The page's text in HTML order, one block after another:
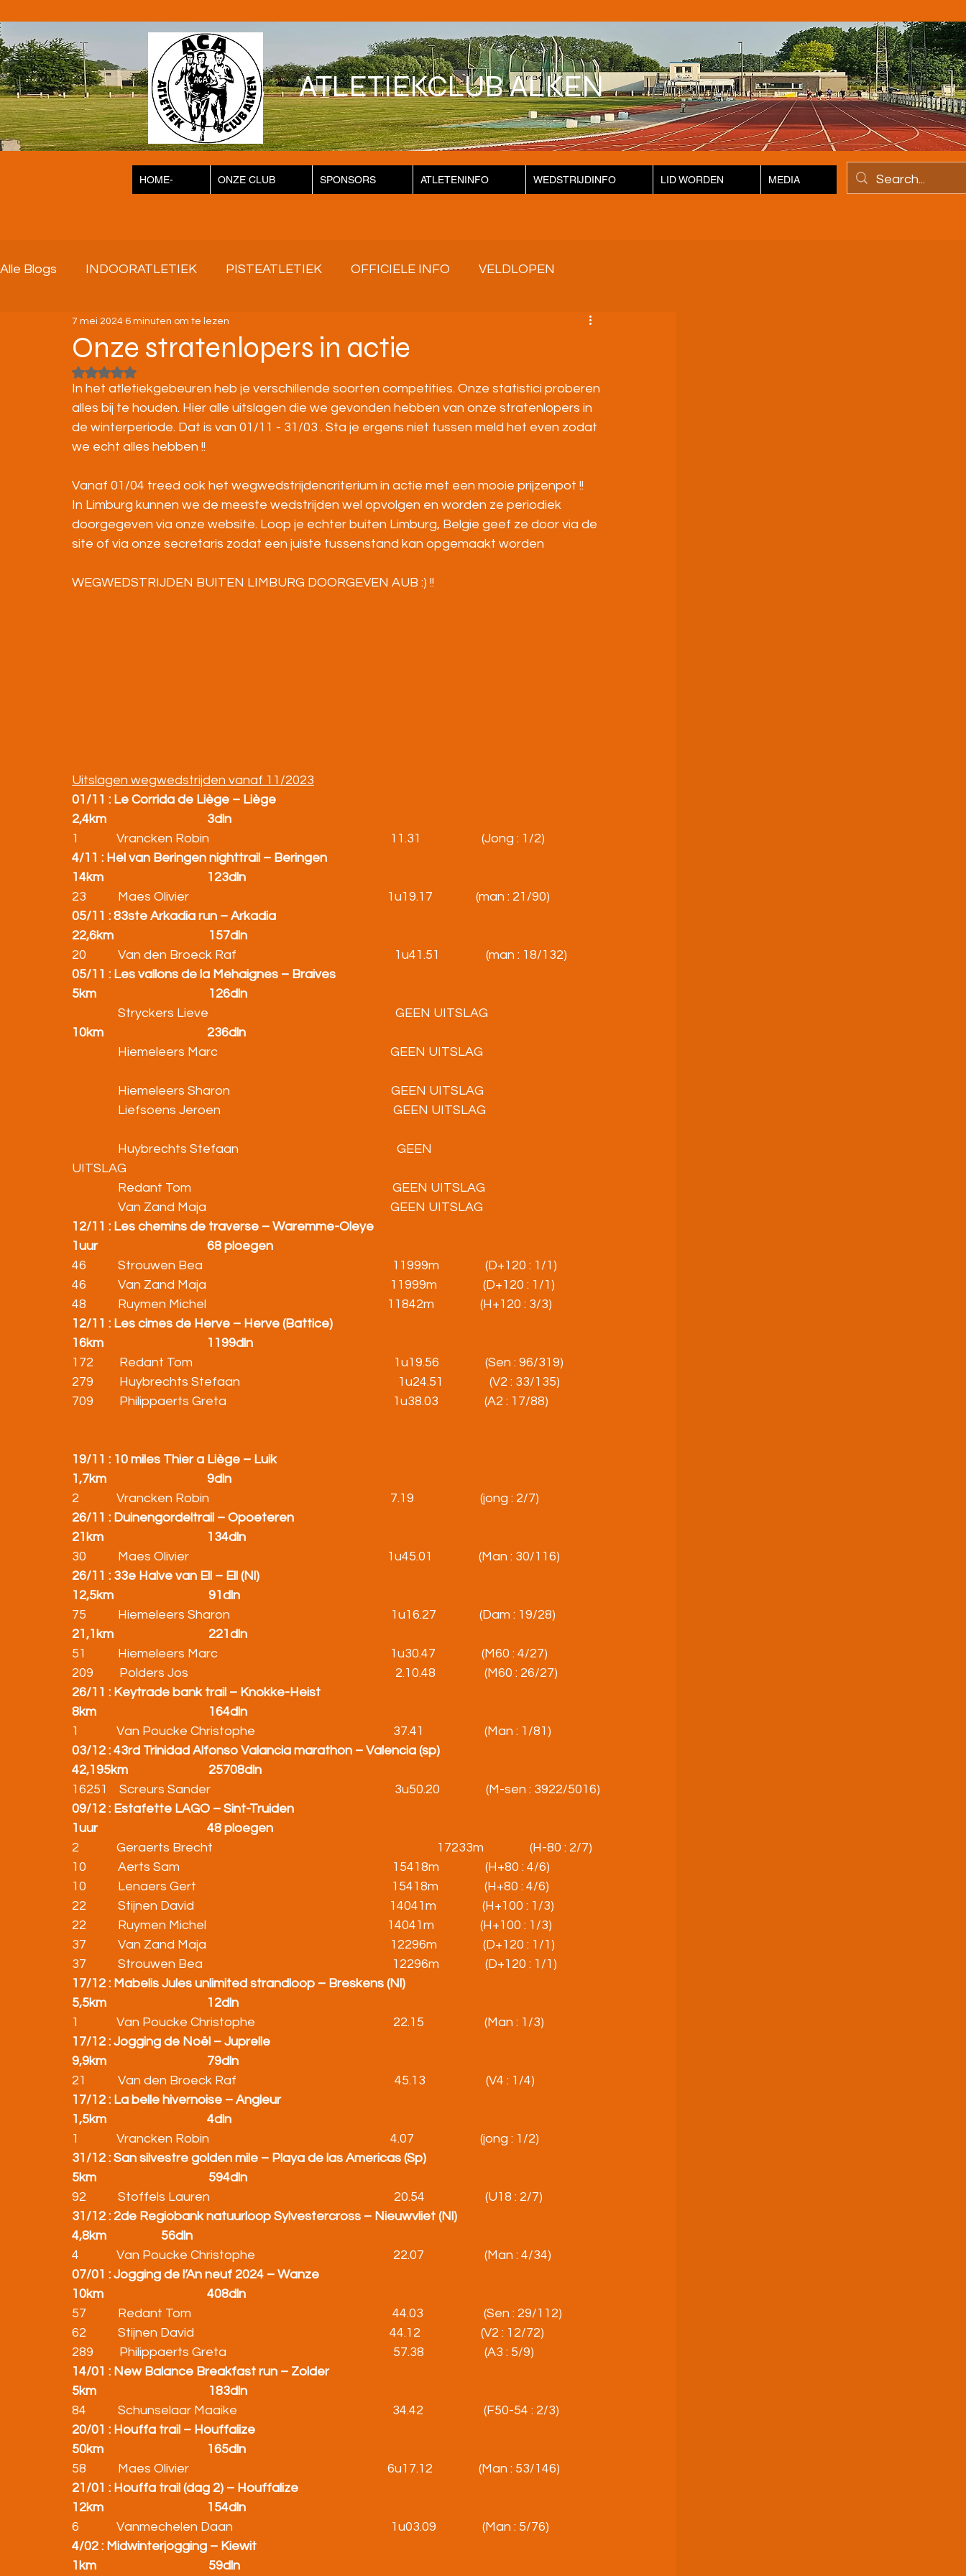
ATLETIEKCLUB ALKEN
HOME- ONZE CLUB SPONSORS ATLETENINFO WEDSTRIJDINFO LID WORDEN MEDIA
Alle Blogs INDOORATLETIEK PISTEATLETIEK OFFICIELE INFO VELDLOPEN
STRATENLOPEN JEUGD/ONDERBOUW
KAMPIOENSCHAPPEN
Onze stratenlopers in actie
7 mei 2024 6 minuten om te lezen
Beoordeeld met NaN uit 5 sterren.
In het atletiekgebeuren heb je verschillende soorten competities. Onze statistici proberen
alles bij te houden. Hier alle uitslagen die we gevonden hebben van onze stratenlopers in
de winterperiode. Dat is van 01/11 - 31/03 . Sta je ergens niet tussen meld het even zodat
we echt alles hebben !!
Vanaf 01/04 treed ook het wegwedstrijdencriterium in actie met een mooie prijzenpot !!
In Limburg kunnen we de meeste wedstrijden wel opvolgen en worden ze periodiek
doorgegeven via onze website. Loop je echter buiten Limburg, Belgie geef ze door via de
site of via onze secretaris zodat een juiste tussenstand kan opgemaakt worden
WEGWEDSTRIJDEN BUITEN LIMBURG DOORGEVEN AUB :) !!
Uitslagen wegwedstrijden vanaf 11/2023
01/11 : Le Corrida de Liège – Liège
2,4km                                   3dln
1             Vrancken Robin                                                               11.31                     (Jong : 1/2)
4/11 : Hel van Beringen nighttrail – Beringen
14km                                    123dln
23           Maes Olivier                                                                     1u19.17               (man : 21/90)
05/11 : 83ste Arkadia run – Arkadia
22,6km                                 157dln
20           Van den Broeck Raf                                                       1u41.51                (man : 18/132)
05/11 : Les vallons de la Mehaignes – Braives
5km                                       126dln
Stryckers Lieve                                                                 GEEN UITSLAG
10km                                    236dln
Hiemeleers Marc                                                            GEEN UITSLAG
Hiemeleers Sharon                                                        GEEN UITSLAG
Liefsoens Jeroen                                                            GEEN UITSLAG
Huybrechts Stefaan                                                       GEEN
UITSLAG
Redant Tom                                                                      GEEN UITSLAG
Van Zand Maja                                                                GEEN UITSLAG
12/11 : Les chemins de traverse – Waremme-Oleye
1uur                                      68 ploegen
46           Strouwen Bea                                                                  11999m                (D+120 : 1/1)
46           Van Zand Maja                                                                11999m                (D+120 : 1/1)
48           Ruymen Michel                                                               11842m                (H+120 : 3/3)
12/11 : Les cimes de Herve – Herve (Battice)
16km                                    1199dln
172         Redant Tom                                                                      1u19.56                (Sen : 96/319)
279         Huybrechts Stefaan                                                       1u24.51                (V2 : 33/135)
709         Philippaerts Greta                                                          1u38.03                (A2 : 17/88)
19/11 : 10 miles Thier a Liège – Luik
1,7km                                   9dln
2             Vrancken Robin                                                               7.19                       (jong : 2/7)
26/11 : Duinengordeltrail – Opoeteren
21km                                    134dln
30           Maes Olivier                                                                     1u45.01                (Man : 30/116)
26/11 : 33e Halve van Ell – Ell (Nl)
12,5km                                 91dln
75           Hiemeleers Sharon                                                        1u16.27               (Dam : 19/28)
21,1km                                 221dln
51           Hiemeleers Marc                                                            1u30.47                (M60 : 4/27)
209         Polders Jos                                                                        2.10.48                 (M60 : 26/27)
26/11 : Keytrade bank trail – Knokke-Heist
8km                                       164dln
1             Van Poucke Christophe                                                37.41                     (Man : 1/81)
03/12 : 43rd Trinidad Alfonso Valancia marathon – Valencia (sp)
42,195km                            25708dln
16251    Screurs Sander                                                                3u50.20                (M-sen : 3922/5016)
09/12 : Estafette LAGO – Sint-Truiden
1uur                                      48 ploegen
2             Geraerts Brecht                                                                              17233m                (H-80 : 2/7)
10           Aerts Sam                                                                          15418m                (H+80 : 4/6)
10           Lenaers Gert                                                                    15418m                (H+80 : 4/6)
22           Stijnen David                                                                    14041m                (H+100 : 1/3)
22           Ruymen Michel                                                               14041m                (H+100 : 1/3)
37           Van Zand Maja                                                                12296m                (D+120 : 1/1)
37           Strouwen Bea                                                                  12296m                (D+120 : 1/1)
17/12 : Mabelis Jules unlimited strandloop – Breskens (Nl)
5,5km                                   12dln
1             Van Poucke Christophe                                                22.15                     (Man : 1/3)
17/12 : Jogging de Noël – Juprelle
9,9km                                   79dln
21           Van den Broeck Raf                                                       45.13                     (V4 : 1/4)
17/12 : La belle hivernoise – Angleur
1,5km                                   4dln
1             Vrancken Robin                                                               4.07                       (jong : 1/2)
31/12 : San silvestre golden mile – Playa de las Americas (Sp)
5km                                       594dln
92           Stoffels Lauren                                                                20.54                     (U18 : 2/7)
31/12 : 2de Regiobank natuurloop Sylvestercross – Nieuwvliet (Nl)
4,8km                   56dln
4             Van Poucke Christophe                                                22.07                     (Man : 4/34)
07/01 : Jogging de l’An neuf 2024 – Wanze
10km                                    408dln
57           Redant Tom                                                                      44.03                     (Sen : 29/112)
62           Stijnen David                                                                    44.12                     (V2 : 12/72)
289         Philippaerts Greta                                                          57.38                     (A3 : 5/9)
14/01 : New Balance Breakfast run – Zolder
5km                                       183dln
84           Schunselaar Maaike                                                      34.42                     (F50-54 : 2/3)
20/01 : Houffa trail – Houffalize
50km                                    165dln
58           Maes Olivier                                                                     6u17.12                (Man : 53/146)
21/01 : Houffa trail (dag 2) – Houffalize
12km                                    154dln
6             Vanmechelen Daan                                                       1u03.09                (Man : 5/76)
4/02 : Midwinterjogging – Kiewit
1km                                       59dln